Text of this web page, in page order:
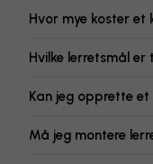
Hvor mye koster et
Hvilke lerretsmål er
Kan jeg opprette
Må jeg montere